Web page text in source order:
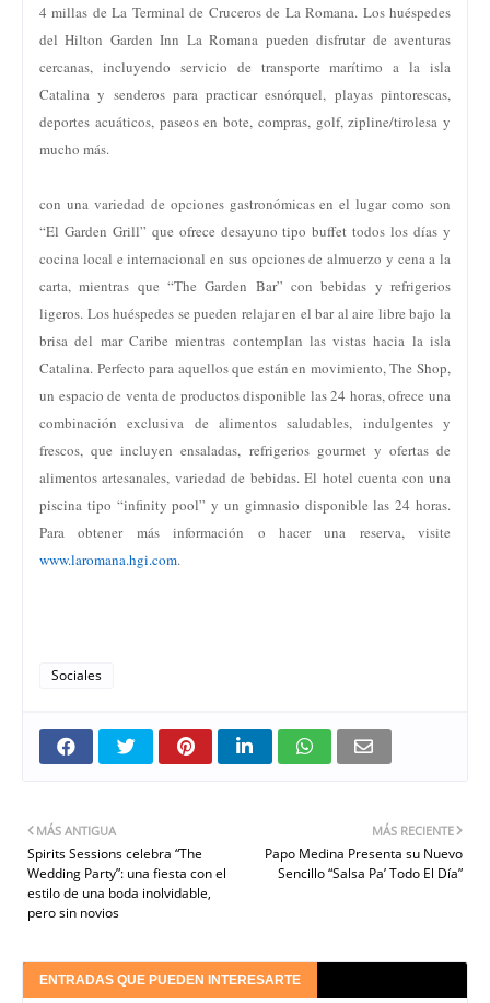
4 millas de La Terminal de Cruceros de La Romana. Los huéspedes
del Hilton Garden Inn La Romana pueden disfrutar de aventuras
cercanas, incluyendo servicio de transporte marítimo a la isla
Catalina y senderos para practicar esnórquel, playas pintorescas,
deportes acuáticos, paseos en bote, compras, golf, zipline/tirolesa y
mucho más.
con una variedad de opciones gastronómicas en el lugar como son
“El Garden Grill” que ofrece desayuno tipo buffet todos los días y
cocina local e internacional en sus opciones de almuerzo y cena a la
carta, mientras que “The Garden Bar” con bebidas y refrigerios
ligeros. Los huéspedes se pueden relajar en el bar al aire libre bajo la
brisa del mar Caribe mientras contemplan las vistas hacia la isla
Catalina. Perfecto para aquellos que están en movimiento, The Shop,
un espacio de venta de productos disponible las 24 horas, ofrece una
combinación exclusiva de alimentos saludables, indulgentes y
frescos, que incluyen ensaladas, refrigerios gourmet y ofertas de
alimentos artesanales, variedad de bebidas. El hotel cuenta con una
piscina tipo “infinity pool” y un gimnasio disponible las 24 horas.
Para obtener más información o hacer una reserva, visite
www.laromana.hgi.com.
Sociales
MÁS RECIENTE
Papo Medina Presenta su Nuevo
Sencillo “Salsa Pa’ Todo El Día”
MÁS ANTIGUA
Spirits Sessions celebra “The
Wedding Party”: una fiesta con el
estilo de una boda inolvidable,
pero sin novios
ENTRADAS QUE PUEDEN INTERESARTE